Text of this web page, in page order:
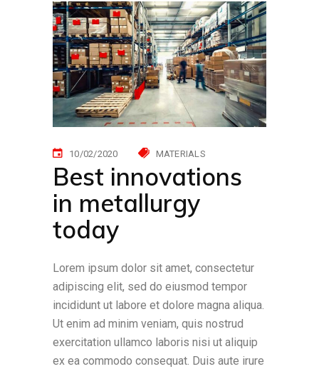
10/02/2020 MATERIALS
Best innovations
in metallurgy
today
Lorem ipsum dolor sit amet, consectetur
adipiscing elit, sed do eiusmod tempor
incididunt ut labore et dolore magna aliqua.
Ut enim ad minim veniam, quis nostrud
exercitation ullamco laboris nisi ut aliquip
ex ea commodo consequat. Duis aute irure